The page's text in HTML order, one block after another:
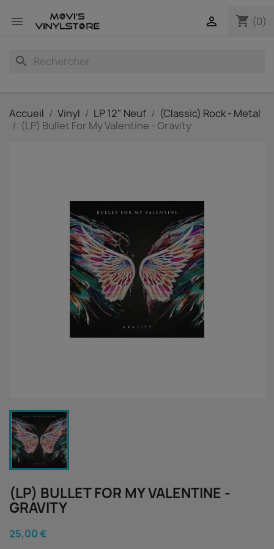
 shopping_cart (0)

search
Accueil Vinyl LP 12" Neuf
(Classic) Rock - Metal
(LP) Bullet For My Valentine - Gravity
(LP) BULLET FOR MY VALENTINE -
GRAVITY
25,00 €